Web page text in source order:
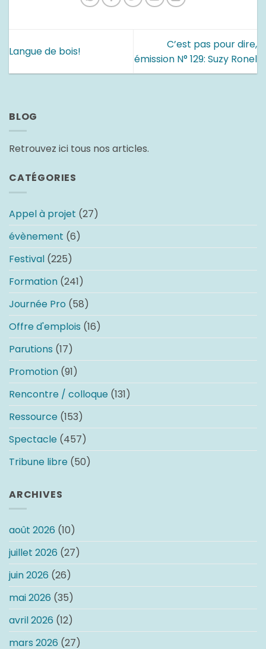
Langue de bois!
C’est pas pour dire,
émission N° 129: Suzy Ronel
BLOG
Retrouvez ici tous nos articles.
CATÉGORIES
Appel à projet (27)
évènement (6)
Festival (225)
Formation (241)
Journée Pro (58)
Offre d'emplois (16)
Parutions (17)
Promotion (91)
Rencontre / colloque (131)
Ressource (153)
Spectacle (457)
Tribune libre (50)
ARCHIVES
août 2026 (10)
juillet 2026 (27)
juin 2026 (26)
mai 2026 (35)
avril 2026 (12)
mars 2026 (27)